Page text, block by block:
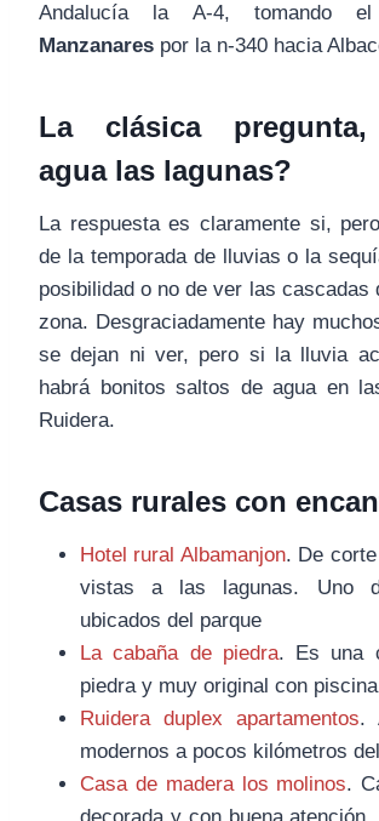
Andalucía la A-4, tomando
Manzanares por la n-340 hacia
La clásica
agua las lagunas?
La respuesta es claramente si,
de la temporada de lluvias o la
posibilidad o no de ver las cascadas
zona. Desgraciadamente hay
se dejan ni ver, pero si la lluvia
habrá bonitos saltos de agua en
Ruidera.
Casas rurales con
Hotel rural Albamanjon. De
vistas a las lagunas. Uno
ubicados del parque
La cabaña de piedra. Es una
piedra y muy original con
Ruidera duplex apartamentos.
modernos a pocos kilómetros
Casa de madera los molinos.